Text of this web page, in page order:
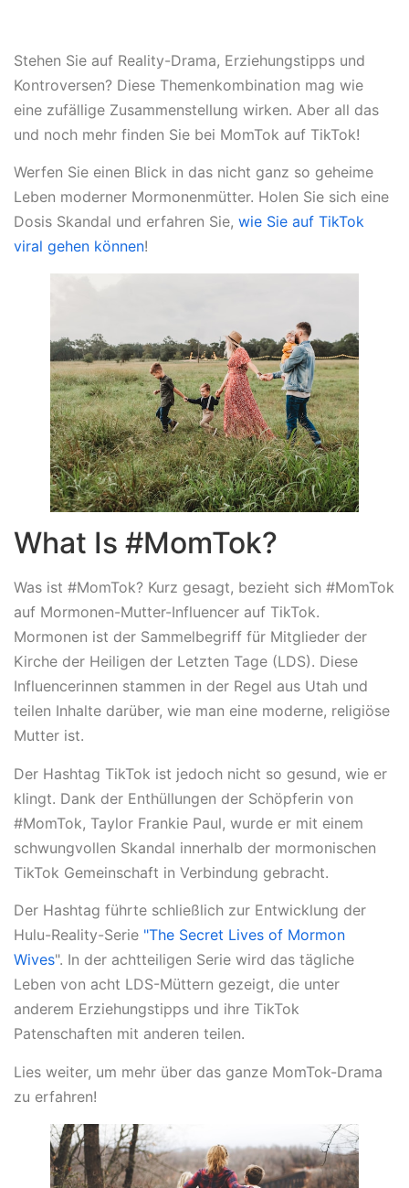
Stehen Sie auf Reality-Drama, Erziehungstipps und
Kontroversen? Diese Themenkombination mag wie
eine zufällige Zusammenstellung wirken. Aber all das
und noch mehr finden Sie bei MomTok auf TikTok!
Werfen Sie einen Blick in das nicht ganz so geheime
Leben moderner Mormonenmütter. Holen Sie sich eine
Dosis Skandal und erfahren Sie, wie Sie auf TikTok
viral gehen können!
What Is #MomTok?
Was ist #MomTok? Kurz gesagt, bezieht sich #MomTok
auf Mormonen-Mutter-Influencer auf TikTok.
Mormonen ist der Sammelbegriff für Mitglieder der
Kirche der Heiligen der Letzten Tage (LDS). Diese
Influencerinnen stammen in der Regel aus Utah und
teilen Inhalte darüber, wie man eine moderne, religiöse
Mutter ist.
Der Hashtag TikTok ist jedoch nicht so gesund, wie er
klingt. Dank der Enthüllungen der Schöpferin von
#MomTok, Taylor Frankie Paul, wurde er mit einem
schwungvollen Skandal innerhalb der mormonischen
TikTok Gemeinschaft in Verbindung gebracht.
Der Hashtag führte schließlich zur Entwicklung der
Hulu-Reality-Serie "The Secret Lives of Mormon
Wives". In der achtteiligen Serie wird das tägliche
Leben von acht LDS-Müttern gezeigt, die unter
anderem Erziehungstipps und ihre TikTok
Patenschaften mit anderen teilen.
Lies weiter, um mehr über das ganze MomTok-Drama
zu erfahren!